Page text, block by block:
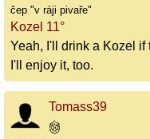
čep "v ráji pivaře"
Kozel 11°
Yeah, I'll drink a Kozel if
I'll enjoy it, too.
Tomass39